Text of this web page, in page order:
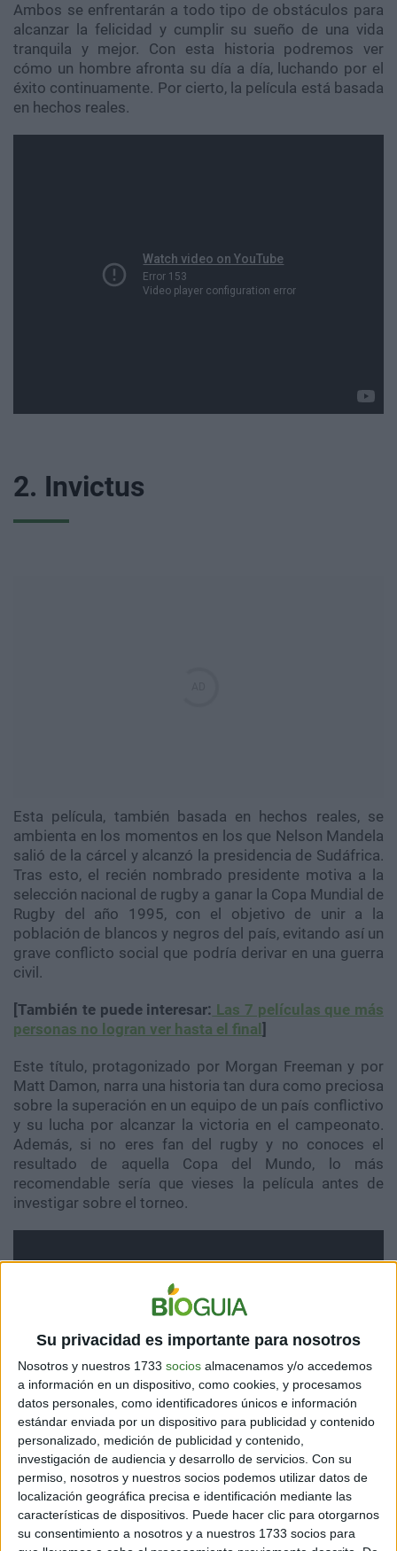
Su privacidad es importante para nosotros
Nosotros y nuestros 1733 socios almacenamos y/o accedemos
a información en un dispositivo, como cookies, y procesamos
datos personales, como identificadores únicos e información
estándar enviada por un dispositivo para publicidad y contenido
personalizado, medición de publicidad y contenido,
investigación de audiencia y desarrollo de servicios. Con su
permiso, nosotros y nuestros socios podemos utilizar datos de
localización geográfica precisa e identificación mediante las
características de dispositivos. Puede hacer clic para otorgarnos
su consentimiento a nosotros y a nuestros 1733 socios para
Ambos se enfrentarán a todo tipo de obstáculos para
alcanzar la felicidad y cumplir su sueño de una vida
tranquila y mejor. Con esta historia podremos ver
cómo un hombre afronta su día a día, luchando por el
éxito continuamente. Por cierto, la película está basada
en hechos reales.
2. Invictus
Esta película, también basada en hechos reales, se
ambienta en los momentos en los que Nelson Mandela
salió de la cárcel y alcanzó la presidencia de Sudáfrica.
Tras esto, el recién nombrado presidente motiva a la
selección nacional de rugby a ganar la Copa Mundial de
Rugby del año 1995, con el objetivo de unir a la
población de blancos y negros del país, evitando así un
grave conflicto social que podría derivar en una guerra
civil.
[También te puede interesar: Las 7 películas que más
personas no logran ver hasta el final ]
Este título, protagonizado por Morgan Freeman y por
Matt Damon, narra una historia tan dura como preciosa
sobre la superación en un equipo de un país conflictivo
y su lucha por alcanzar la victoria en el campeonato.
Además, si no eres fan del rugby y no conoces el
resultado de aquella Copa del Mundo, lo más
recomendable sería que vieses la película antes de
investigar sobre el torneo.